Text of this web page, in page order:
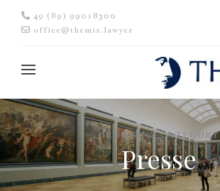
49 (89) 99018300
office@themis.lawyer
BROWSING CATEGORY
Presse